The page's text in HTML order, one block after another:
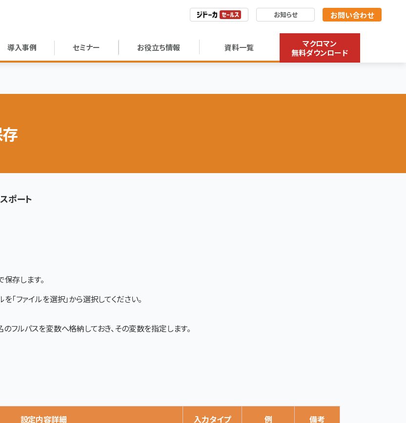
お知らせ お問い合わせ
導入事例 セミナー お役立ち情報 資料一覧
マクロマン
無料ダウンロード
ポート
存します。
を「ファイルを選択」から選択してください。
フルパスを変数へ格納しておき、その変数を指定します。
設定内容詳細 入力タイプ 例 備考